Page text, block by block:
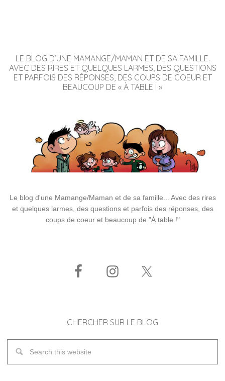
LE BLOG D’UNE MAMANGE/MAMAN ET DE SA FAMILLE.
AVEC DES RIRES ET QUELQUES LARMES, DES QUESTIONS
ET PARFOIS DES RÉPONSES, DES COUPS DE COEUR ET
BEAUCOUP DE « À TABLE ! »
Le blog d'une Mamange/Maman et de sa famille... Avec des rires
et quelques larmes, des questions et parfois des réponses, des
coups de coeur et beaucoup de "À table !"
CHERCHER SUR LE BLOG